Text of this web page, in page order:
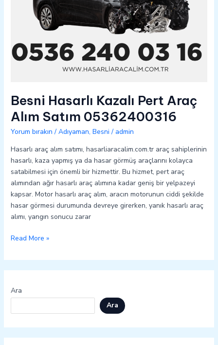
Besni Hasarlı Kazalı Pert Araç
Alım Satım 05362400316
Yorum bırakın / Adıyaman, Besni / admin
Hasarlı araç alım satımı, hasarliaracalim.com.tr araç sahiplerinin
hasarlı, kaza yapmış ya da hasar görmüş araçlarını kolayca
satabilmesi için önemli bir hizmettir. Bu hizmet, pert araç
alımından ağır hasarlı araç alımına kadar geniş bir yelpazeyi
kapsar. Motor hasarlı araç alım, aracın motorunun ciddi şekilde
hasar görmesi durumunda devreye girerken, yanık hasarlı araç
alımı, yangın sonucu zarar
Read More »
Ara
Ara